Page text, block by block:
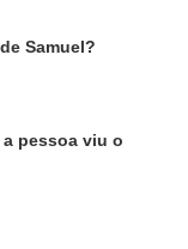
Samuel?
pessoa viu o